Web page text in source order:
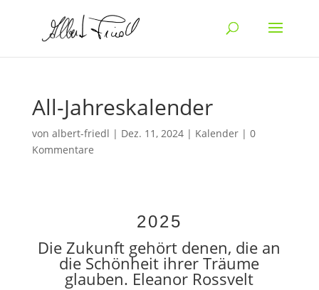
All-Jahreskalender
von albert-friedl | Dez. 11, 2024| Kalender| 0
Kommentare
2025
Die Zukunft gehört denen, die an
die Schönheit ihrer Träume
glauben. Eleanor Rossvelt